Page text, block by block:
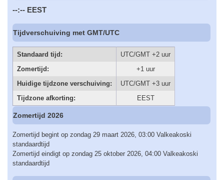
--:-- EEST
Tijdverschuiving met GMT/UTC
Standaard tijd:
UTC/GMT +2 uur
Zomertijd:
+1 uur
Huidige tijdzone verschuiving:
UTC/GMT +3 uur
Tijdzone afkorting:
EEST
Zomertijd 2026
Zomertijd begint op zondag 29 maart 2026, 03:00 Valkeakoski
standaardtijd
Zomertijd eindigt op zondag 25 oktober 2026, 04:00 Valkeakoski
standaardtijd